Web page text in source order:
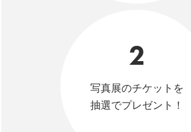
2
写真展のチケットを
抽選でプレゼント！